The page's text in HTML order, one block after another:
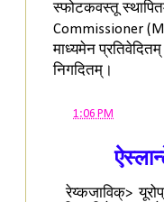
स्फोटकवस्तू
Commissioner
माध्यमेन
निगदितम्।
1:06 PM
रेय्कजाविक्>